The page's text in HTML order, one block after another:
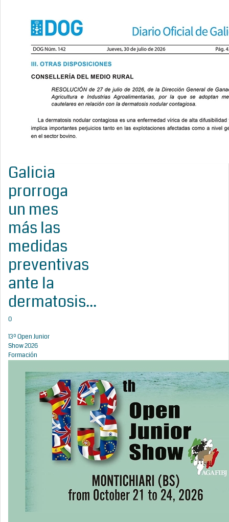
Galicia
prorroga
un mes
más las
medidas
preventivas
ante la
dermatosis...
0
13º Open Junior
Show 2026
Formación